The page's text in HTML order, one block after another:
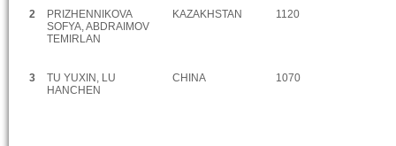
2
PRIZHENNIKOVA
SOFYA, ABDRAIMOV
TEMIRLAN
KAZAKHSTAN 1120
3
TU YUXIN, LU
HANCHEN
CHINA 1070